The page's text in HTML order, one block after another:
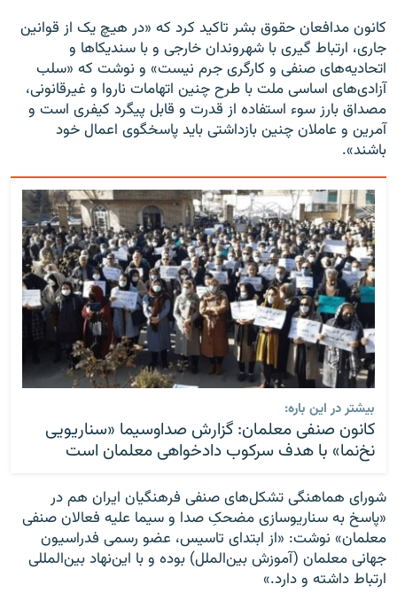
کانون مدافعان حقوق‌ بشر تاکید کرد که «در هیچ‌ یک از قوانین
جاری، ارتباط گیری با شهروندان خارجی و با سندیکاها و
اتحادیه‌های صنفی و کارگری جرم نیست» و نوشت که «سلب
آزادی‌های اساسی ملت با طرح چنین اتهامات ناروا و غیرقانونی،
مصداق بارز سوء‌ استفاده از قدرت و قابل پیگرد کیفری است و
آمرین و عاملان چنین بازداشتی باید پاسخگوی اعمال خود
باشند».
بیشتر در این باره:
کانون صنفی معلمان: گزارش صداوسیما «سناریویی
نخ‌نما» با هدف سرکوب دادخواهی معلمان است
شورای هماهنگی تشکل‌های صنفی فرهنگیان ایران هم در
«پاسخ به سناریوسازی‌‌ مضحکِ صدا و سیما علیه فعالان صنفی
معلمان» نوشت: «از ابتدای تاسیس، عضو رسمی فدراسیون
جهانی معلمان (آموزش بین‌الملل) بوده و با این‌نهاد بین‌المللی
ارتباط داشته و دارد.»